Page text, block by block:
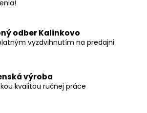
v
k
ý
p
odber Kalinkovo
vyzdvihnutím na predajni
výroba
kvalitou ručnej práce